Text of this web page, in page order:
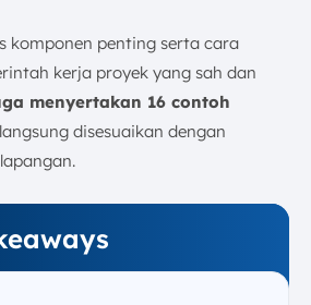
Perintah Kerja Borongan
Proyek dengan Kontrak?
dan SPMK?
dalam Pembuatan Surat Perintah
Dokumen
Penyusunan dan Distribusi
komponen penting serta cara
kerja proyek yang sah dan
menyertakan 16 contoh
disesuaikan dengan